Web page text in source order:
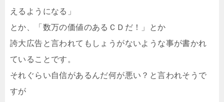
えるようになる」
とか、「数万の価値のあるＣＤだ！」とか
誇大広告と言われてもしょうがないような事が書かれ
ていることです。
それぐらい自信があるんだ何が悪い？と言われそうで
すが